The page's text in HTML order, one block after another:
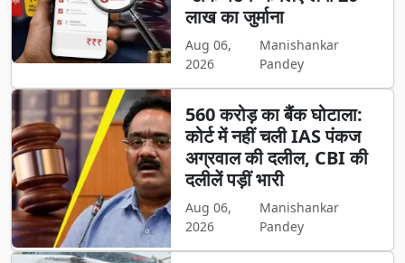
लाख का जुर्माना
Aug 06,
2026
Manishankar
Pandey
560 करोड़ का बैंक घोटाला:
कोर्ट में नहीं चली IAS पंकज
अग्रवाल की दलील, CBI की
दलीलें पड़ीं भारी
Aug 06,
2026
Manishankar
Pandey